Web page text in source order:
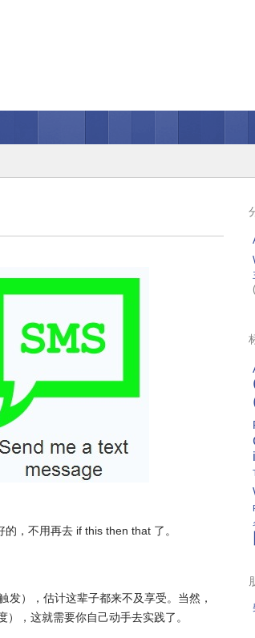
，不用再去 if this then that 了。
），估计这辈子都来不及享受。当然，
，这就需要你自己动手去实践了。